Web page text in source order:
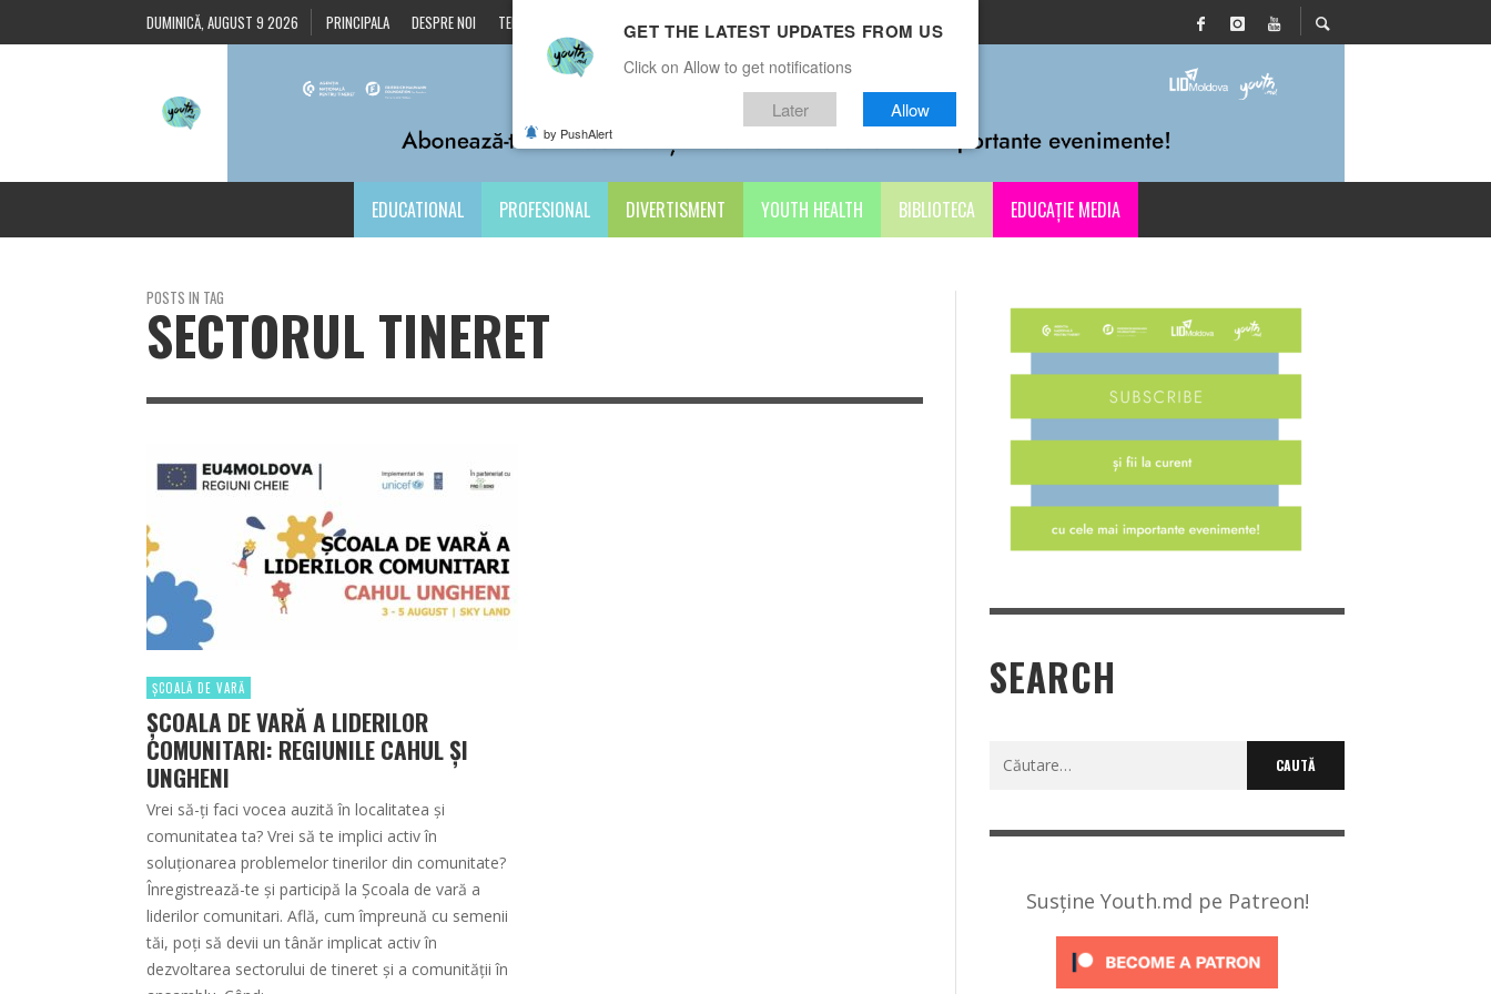
DUMINICĂ, AUGUST 9 2026 PRINCIPALA DESPRE NOI TERMENI ȘI CONDIȚII CONTACTE
EDUCATIONAL PROFESIONAL DIVERTISMENT YOUTH HEALTH BIBLIOTECA EDUCAȚIE MEDIA
POSTS IN TAG
SECTORUL TINERET
ȘCOALĂ DE VARĂ
ȘCOALA DE VARĂ A LIDERILOR
COMUNITARI: REGIUNILE CAHUL ȘI
UNGHENI
Vrei să-ți faci vocea auzită în localitatea și
comunitatea ta? Vrei să te implici activ în
soluționarea problemelor tinerilor din comunitate?
Înregistrează-te și participă la Școala de vară a
liderilor comunitari. Află, cum împreună cu semenii
tăi, poți să devii un tânăr implicat activ în
dezvoltarea sectorului de tineret și a comunității în
SEARCH
Caută
Susține Youth.md pe Patreon!
GET THE LATEST UPDATES FROM US
Click on Allow to get notifications
Later Allow
by PushAlert